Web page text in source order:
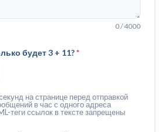
0 / 4000
будет 3 + 11?*
на странице перед отправкой
в час с одного адреса
теги ссылок в тексте запрещены